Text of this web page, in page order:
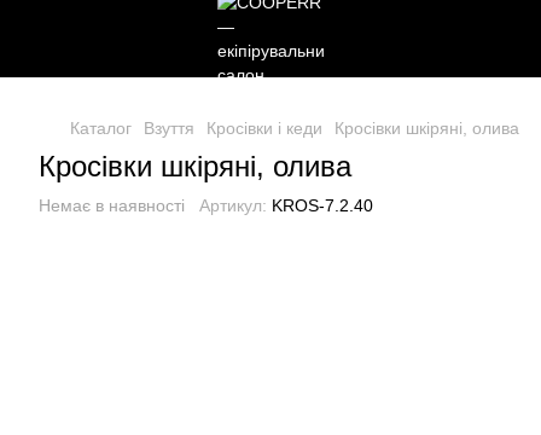
Каталог Взуття Кросівки і кеди Кросівки шкіряні, олива
Кросівки шкіряні, олива
Немає в наявності Артикул: KROS-7.2.40